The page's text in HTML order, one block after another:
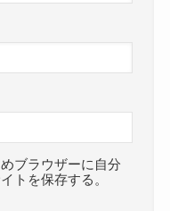
ブラウザーに自分
トを保存する。